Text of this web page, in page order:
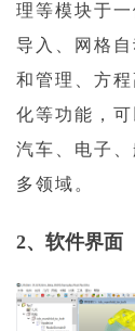
理等模块于
导入、网格
和管理、方
化等功能，可
汽车、电子
多领域。
2、 软件界面